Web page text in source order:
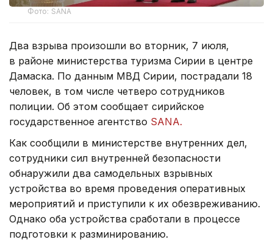
Фото: SANA
Два взрыва произошли во вторник, 7 июля,
в районе министерства туризма Сирии в центре
Дамаска. По данным МВД Сирии, пострадали 18
человек, в том числе четверо сотрудников
полиции. Об этом сообщает сирийское
государственное агентство SANA.
Как сообщили в министерстве внутренних дел,
сотрудники сил внутренней безопасности
обнаружили два самодельных взрывных
устройства во время проведения оперативных
мероприятий и приступили к их обезвреживанию.
Однако оба устройства сработали в процессе
подготовки к разминированию.